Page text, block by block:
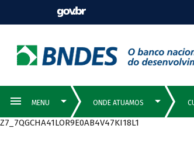
Z7_7QGCHA41LOR9E0AB4V47KI18L1